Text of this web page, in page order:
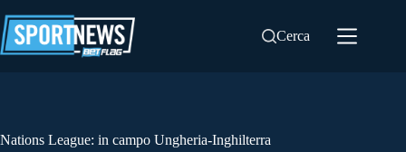
al
contenuto
Cerca
Nations League: in campo Ungheria-Inghilterra